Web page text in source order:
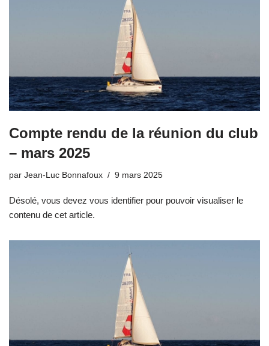
Compte rendu de la réunion du club
– mars 2025
par Jean-Luc Bonnafoux 9 mars 2025
Désolé, vous devez vous identifier pour pouvoir visualiser le
contenu de cet article.